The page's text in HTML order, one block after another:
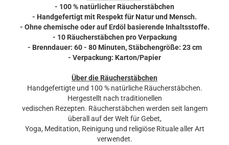
- 100 % natürlicher Räucherstäbchen
- Handgefertigt mit Respekt für Natur und Mensch.
- Ohne chemische oder auf Erdöl basierende Inhaltsstoffe.
- 10 Räucherstäbchen pro Verpackung
- Brenndauer: 60 - 80 Minuten, Stäbchengröße: 23 cm
- Verpackung: Karton/Papier
Über die Räucherstäbchen
Handgefertigte und 100 % natürliche Räucherstäbchen.
Hergestellt nach traditionellen
vedischen Rezepten. Räucherstäbchen werden seit langem
überall auf der Welt für Gebet,
Yoga, Meditation, Reinigung und religiöse Rituale aller Art
verwendet.